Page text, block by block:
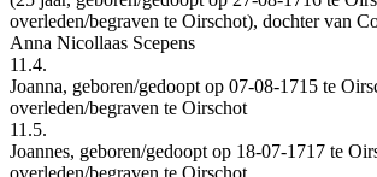
overleden/begraven te Oirschot), dochter van
Anna Nicollaas Scepens
11.4.
Joanna, geboren/gedoopt op 07-08-1715 te
overleden/begraven te Oirschot
11.5.
Joannes, geboren/gedoopt op 18-07-1717 te
overleden/begraven te Oirschot